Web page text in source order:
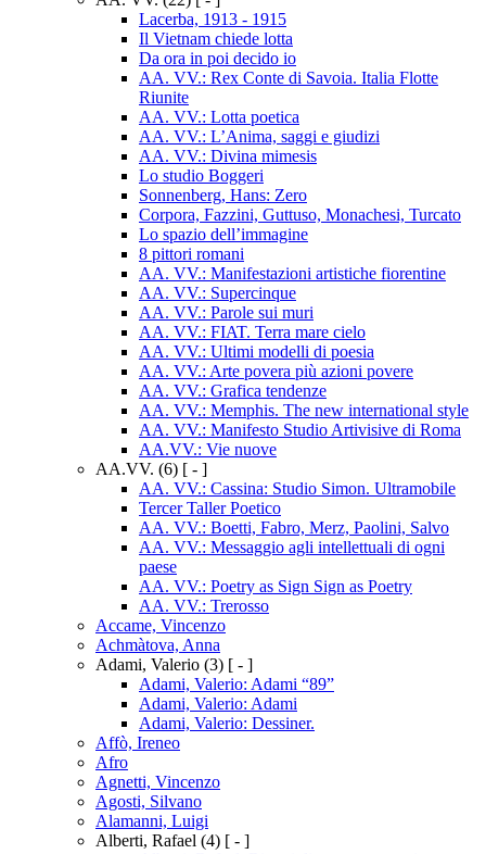
Lacerba, 1913 - 1915
Il Vietnam chiede lotta
Da ora in poi decido io
AA. VV.: Rex Conte di Savoia. Italia Flotte
Riunite
AA. VV.: Lotta poetica
AA. VV.: L’Anima, saggi e giudizi
AA. VV.: Divina mimesis
Lo studio Boggeri
Sonnenberg, Hans: Zero
Corpora, Fazzini, Guttuso, Monachesi, Turcato
Lo spazio dell’immagine
8 pittori romani
AA. VV.: Manifestazioni artistiche fiorentine
AA. VV.: Supercinque
AA. VV.: Parole sui muri
AA. VV.: FIAT. Terra mare cielo
AA. VV.: Ultimi modelli di poesia
AA. VV.: Arte povera più azioni povere
AA. VV.: Grafica tendenze
AA. VV.: Memphis. The new international style
AA. VV.: Manifesto Studio Artivisive di Roma
AA.VV.: Vie nuove
AA.VV. (6) [ - ]
AA. VV.: Cassina: Studio Simon. Ultramobile
Tercer Taller Poetico
AA. VV.: Boetti, Fabro, Merz, Paolini, Salvo
AA. VV.: Messaggio agli intellettuali di ogni
paese
AA. VV.: Poetry as Sign Sign as Poetry
AA. VV.: Trerosso
Accame, Vincenzo
Achmàtova, Anna
Adami, Valerio (3) [ - ]
Adami, Valerio: Adami “89”
Adami, Valerio: Adami
Adami, Valerio: Dessiner.
Affò, Ireneo
Afro
Agnetti, Vincenzo
Agosti, Silvano
Alamanni, Luigi
Alberti, Rafael (4) [ - ]